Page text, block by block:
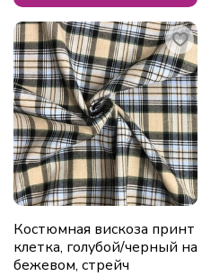
Костюмная вискоза принт
клетка, голубой/черный на
бежевом, стрейч